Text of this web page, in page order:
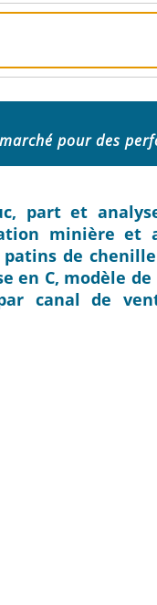
pour des
part et
minière et
de
en C, modèle
canal de